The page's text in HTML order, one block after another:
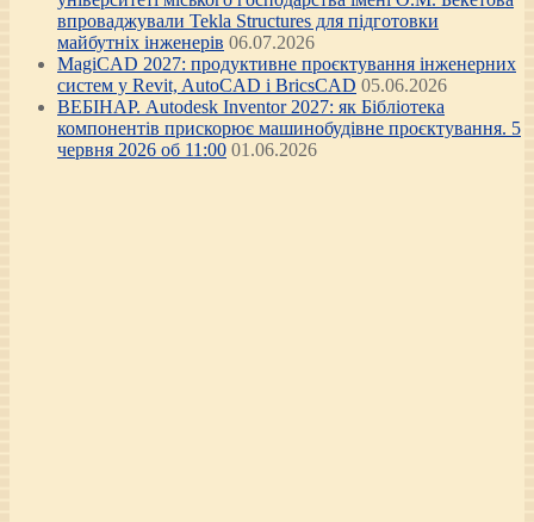
впроваджували Tekla Structures для підготовки
майбутніх інженерів 06.07.2026
MagiCAD 2027: продуктивне проєктування інженерних
систем у Revit, AutoCAD і BricsCAD 05.06.2026
ВЕБІНАР. Autodesk Inventor 2027: як Бібліотека
компонентів прискорює машинобудівне проєктування. 5
червня 2026 об 11:00 01.06.2026